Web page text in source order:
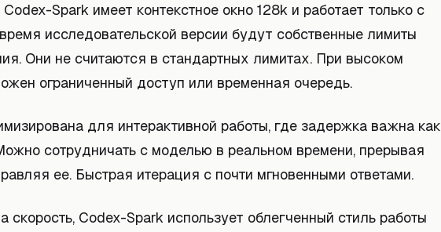
Spark имеет контекстное окно 128k и работает только с
исследовательской версии будут собственные лимиты
Они не считаются в стандартных лимитах. При высоком
ограниченный доступ или временная очередь.
для интерактивной работы, где задержка важна как
сотрудничать с моделью в реальном времени, прерывая
ее. Быстрая итерация с почти мгновенными ответами.
скорость, Codex-Spark использует облегченный стиль работы